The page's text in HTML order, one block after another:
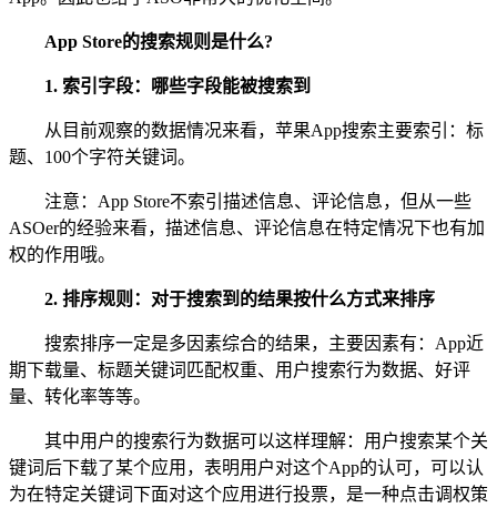
App Store的搜索规则是什么?
1. 索引字段：哪些字段能被搜索到
从目前观察的数据情况来看，苹果App搜索主要索引：标
题、100个字符关键词。
注意：App Store不索引描述信息、评论信息，但从一些
ASOer的经验来看，描述信息、评论信息在特定情况下也有加
权的作用哦。
2. 排序规则：对于搜索到的结果按什么方式来排序
搜索排序一定是多因素综合的结果，主要因素有：App近
期下载量、标题关键词匹配权重、用户搜索行为数据、好评
量、转化率等等。
其中用户的搜索行为数据可以这样理解：用户搜索某个关
键词后下载了某个应用，表明用户对这个App的认可，可以认
为在特定关键词下面对这个应用进行投票，是一种点击调权策